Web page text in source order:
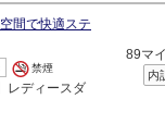
間で快適ステ
禁煙
レディースダ
89マ
内